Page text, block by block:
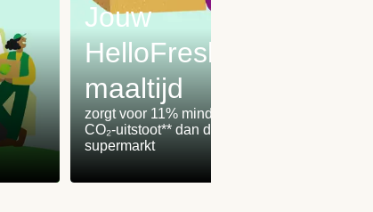
Jouw
HelloFresh-
maaltijd
zorgt voor 11% minder
CO₂-uitstoot** dan de
supermarkt